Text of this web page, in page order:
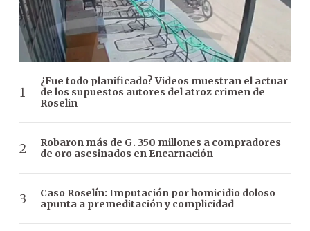
¿Fue todo planificado? Videos muestran el actuar
de los supuestos autores del atroz crimen de
Roselin
Robaron más de G. 350 millones a compradores
de oro asesinados en Encarnación
Caso Roselín: Imputación por homicidio doloso
apunta a premeditación y complicidad